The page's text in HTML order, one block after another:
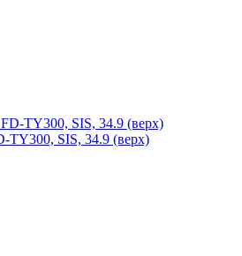
TY300, SIS, 34.9 (верх)